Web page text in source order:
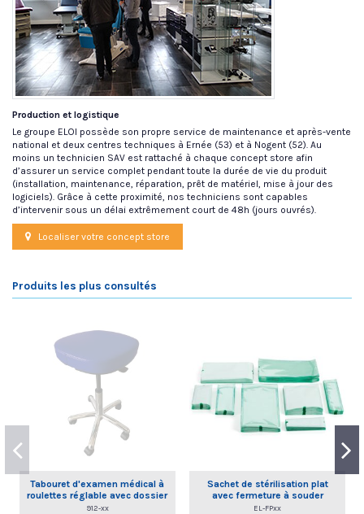
Production et logistique
Le groupe ELOI possède son propre service de maintenance et après-vente
national et deux centres techniques à Ernée (53) et à Nogent (52). Au
moins un technicien SAV est rattaché à chaque concept store afin
d’assurer un service complet pendant toute la durée de vie du produit
(installation, maintenance, réparation, prêt de matériel, mise à jour des
logiciels). Grâce à cette proximité, nos techniciens sont capables
d’intervenir sous un délai extrêmement court de 48h (jours ouvrés).
Localiser votre concept store
Produits les plus consultés
Tabouret d'examen médical à
roulettes réglable avec dossier
commande à la main
912-xx
Sachet de stérilisation plat
avec fermeture à souder
EL-FPxx